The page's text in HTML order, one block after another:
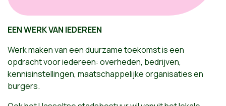
EEN WERK VAN IEDEREEN
Werk maken van een duurzame toekomst is een
opdracht voor iedereen: overheden, bedrijven,
kennisinstellingen, maatschappelijke organisaties en
burgers.